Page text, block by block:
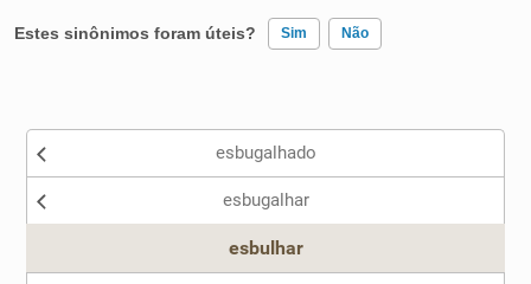
Estes sinônimos foram úteis? Sim Não
Nenhum dos sinônimos apresentados me ajudou
esbugalhado
esbugalhar
esbulhar